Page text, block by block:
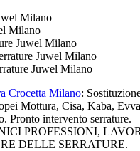
Milano
Juwel Milano
Juwel Milano
Juwel Milano
Crocetta Milano:
Mottura, Cisa, Kaba,
Pronto intervento serrature.
PROFESSIONI,
DELLE SERRATURE.